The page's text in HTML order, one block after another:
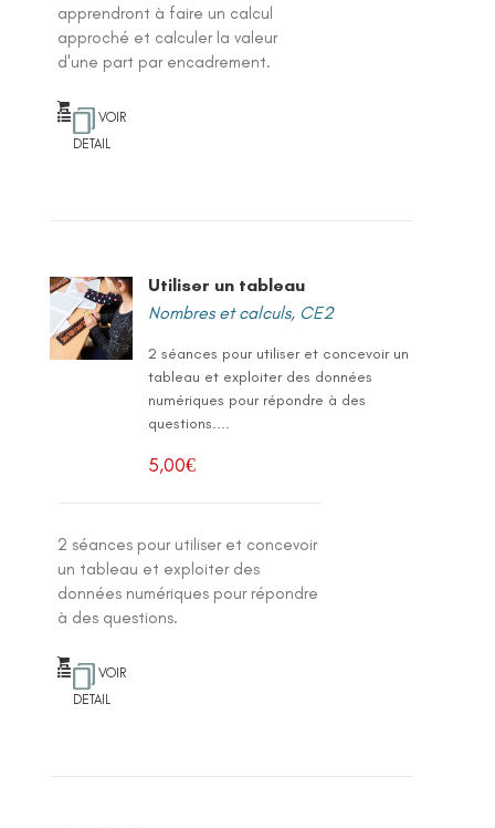
apprendront à faire un calcul
approché et calculer la valeur
d'une part par encadrement.
VOIR
DETAIL
Utiliser un tableau
Nombres et calculs, CE2
2 séances pour utiliser et concevoir un
tableau et exploiter des données
numériques pour répondre à des
questions....
5,00€
2 séances pour utiliser et concevoir
un tableau et exploiter des
données numériques pour répondre
à des questions.
VOIR
DETAIL